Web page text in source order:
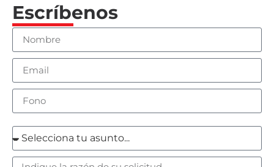
Escríbenos